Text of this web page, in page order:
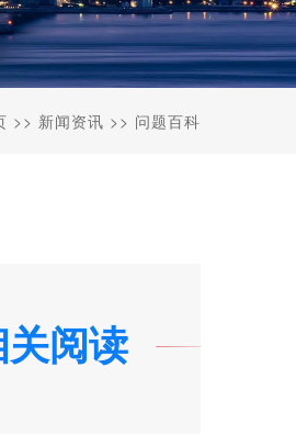
>> 新闻资讯 >> 问题百科
关阅读